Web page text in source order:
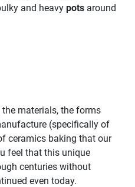
and heavy pots around
the materials, the forms
(specifically of
ceramics baking that our
feel that this unique
centuries without
even today.